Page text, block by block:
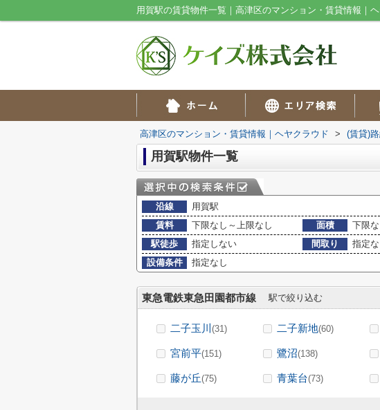
用賀駅の賃貸物件一覧｜高津区のマンション・賃貸情報｜
高津区のマンション・賃貸情報｜ヘヤクラウド > (賃貸)
用賀駅物件一覧
沿線
用賀駅
賃料
下限なし～上限なし 面積 下限
駅徒歩
指定しない 間取り
指定な
設備条件
指定なし
東急電鉄東急田園都市線 駅で絞り込む
二子玉川 (31) 二子新地(60)
宮前平(151) 鷺沼(138)
藤が丘(75) 青葉台(73)